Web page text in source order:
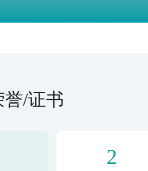
誉/证书
2
管理体系认证证书